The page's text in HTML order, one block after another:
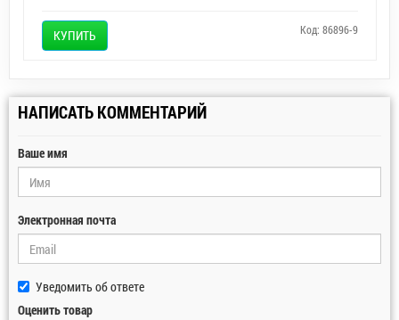
КУПИТЬ Код: 86896-9
НАПИСАТЬ КОММЕНТАРИЙ
Ваше имя
Электронная почта
Уведомить об ответе
Оценить товар